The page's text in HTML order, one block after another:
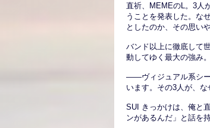
直祈、MEMEのL。3人
うことを発表した。な
としたのか、その思い
バンド以上に徹底して
動してゆく最大の強み。
――ヴィジュアル系シー
います。その3人が、
SUI きっかけは、俺と
ンがあるんだ」と話を